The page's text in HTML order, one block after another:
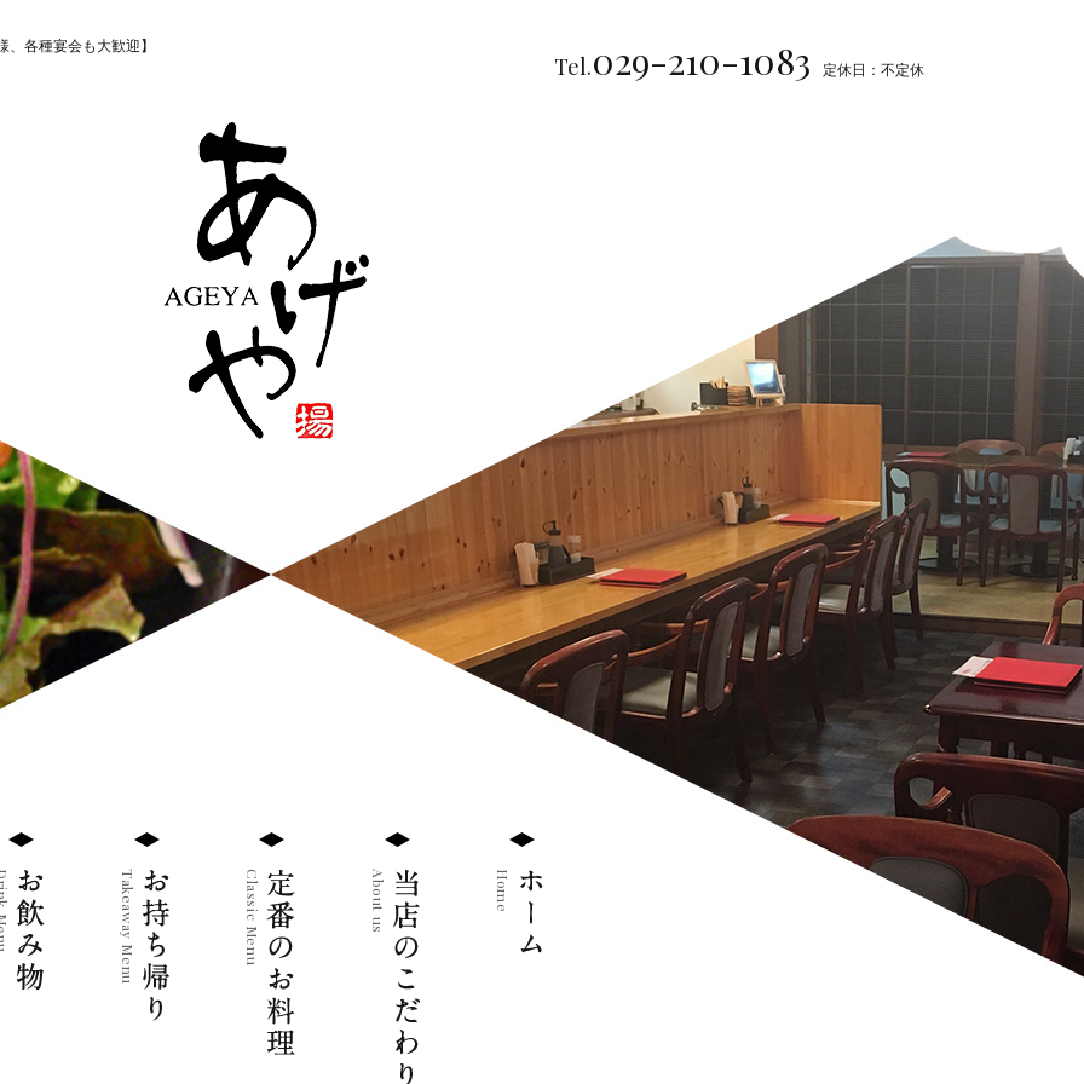
各種宴会も大歓迎】
Tel.029-210-1083 定休日：不定休
Home
About us
Classic Menu
Takeaway Menu